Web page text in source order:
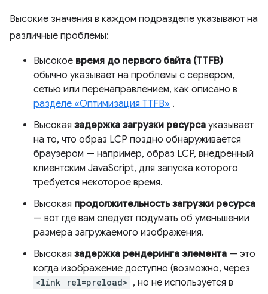
Высокие значения в каждом подразделе указывают на
различные проблемы:
Высокое время до первого байта (TTFB)
обычно указывает на проблемы с сервером,
сетью или перенаправлением, как описано в
разделе «Оптимизация TTFB» .
Высокая задержка загрузки ресурса указывает
на то, что образ LCP поздно обнаруживается
браузером — например, образ LCP, внедренный
клиентским JavaScript, для запуска которого
требуется некоторое время.
Высокая продолжительность загрузки ресурса
— вот где вам следует подумать об уменьшении
размера загружаемого изображения.
Высокая задержка рендеринга элемента — это
когда изображение доступно (возможно, через
<link rel=preload> , но не используется в